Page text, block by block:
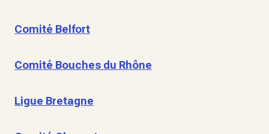
Comité Belfort
Comité Bouches du Rhône
Ligue Bretagne